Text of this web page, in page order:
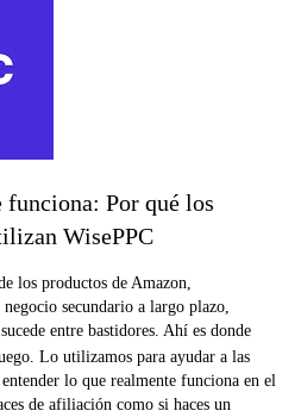
Por qué los
WisePPC
los productos de Amazon,
secundario a largo plazo,
entre bastidores. Ahí es donde
Lo utilizamos para ayudar a las
lo que realmente funciona en el
de afiliación como si haces un